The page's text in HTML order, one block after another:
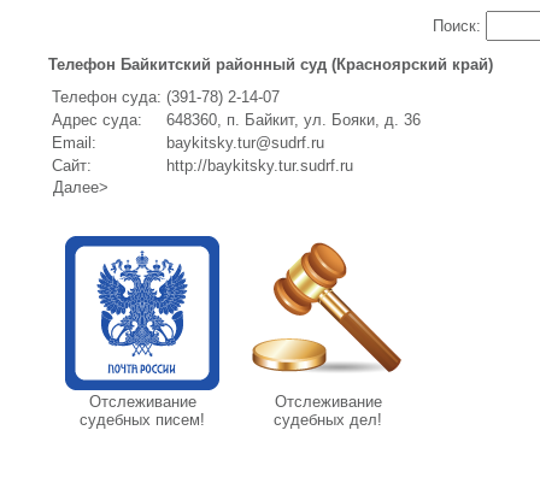
Поиск:
Телефон Байкитский районный суд (Красноярский край)
Телефон суда: (391-78) 2-14-07
Адрес суда:
648360, п. Байкит, ул. Бояки, д. 36
Email:
baykitsky.tur@sudrf.ru
Сайт:
http://baykitsky.tur.sudrf.ru
Далее>
Отслеживание
судебных писем!
Отслеживание
судебных дел!